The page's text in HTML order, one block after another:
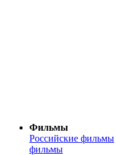
Фильмы
Российские фильмы
фильмы